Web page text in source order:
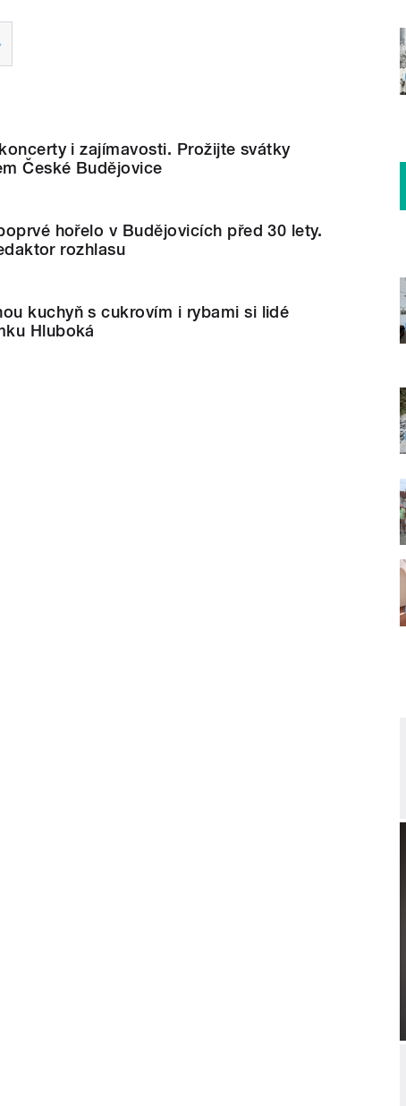
i zajímavosti. Prožijte svátky
České Budějovice
hořelo v Budějovicích před 30 lety.
rozhlasu
kuchyň s cukrovím i rybami si lidé
Hluboká